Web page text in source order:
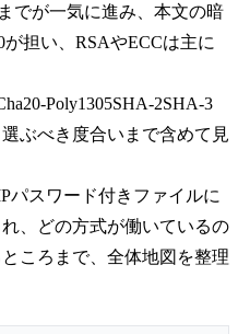
でが一気に進み、本文の暗
担い、RSAやECCは主に
Poly1305SHA-2SHA-3
ぶべき度合いまで含めて見
パスワード付きファイルに
、どの方式が働いているの
ころまで、全体地図を整理